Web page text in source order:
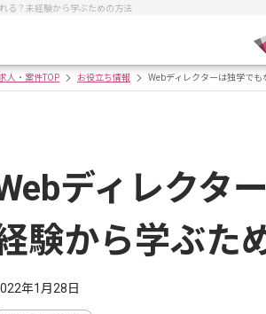
る？未経験から学ぶための方法
人・案件TOP お役立ち情報 Webディレクターは独学で
ディレクタ
験から学ぶた
年1月28日